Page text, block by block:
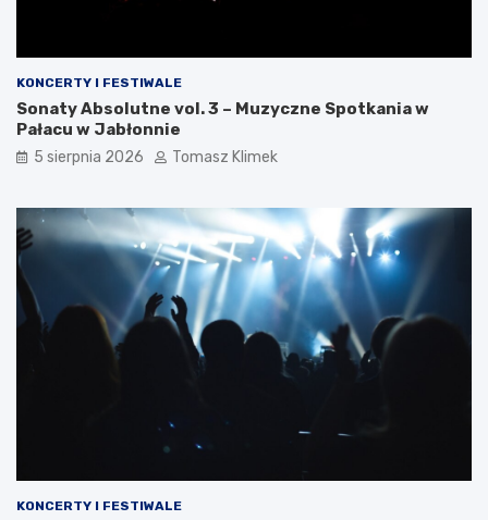
KONCERTY I FESTIWALE
Sonaty Absolutne vol. 3 – Muzyczne Spotkania w
Pałacu w Jabłonnie
5 sierpnia 2026 Tomasz Klimek
KONCERTY I FESTIWALE